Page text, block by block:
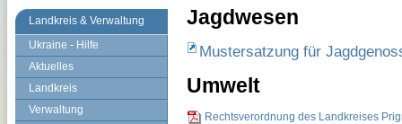
Landkreis & Verwaltung
Ukraine - Hilfe
Aktuelles
Landkreis
Verwaltung
Jagdwesen
Mustersatzung für
Umwelt
Rechtsverordnung des Landkreises